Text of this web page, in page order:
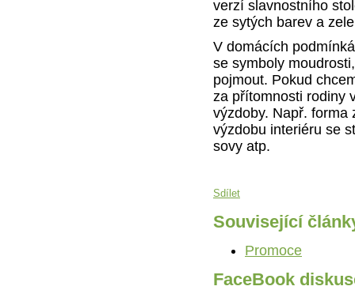
verzí slavnostního
ze sytých barev a
V domácích
se symboly
pojmout. Pokud
za přítomnosti rodiny
výzdoby. Např. forma
výzdobu interiéru se
sovy atp.
Sdílet
Související
Promoce
FaceBook